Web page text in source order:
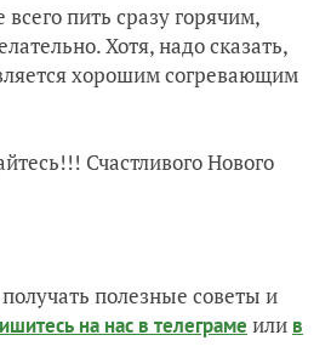
пить сразу горячим,
Хотя, надо сказать,
хорошим согревающим
Счастливого Нового
полезные советы и
на нас в телеграме или в